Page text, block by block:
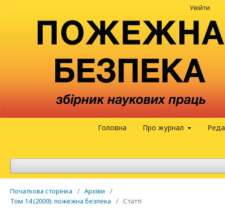
Головна Про журнал
Увійти
Початкова сторінка / Архіви
/
Том 14 (2009): пожежна безпека
/ Статті